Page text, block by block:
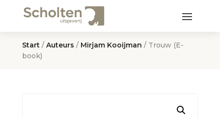
Start / Auteurs / Mirjam Kooijman / Trouw (E-
book)